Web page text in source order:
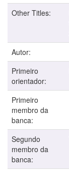
Other Titles:
Autor:
Primeiro
orientador:
Primeiro
membro da
banca:
Segundo
membro da
banca: